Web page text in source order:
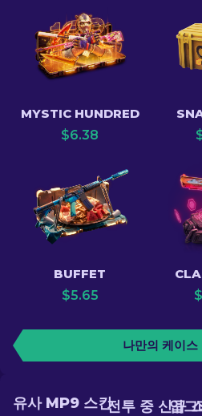
MYSTIC HUNDRED
$6.38
BUFFET
$5.65
$
나만의 케이스
업그
전투 중 신규
유사 MP9 스킨